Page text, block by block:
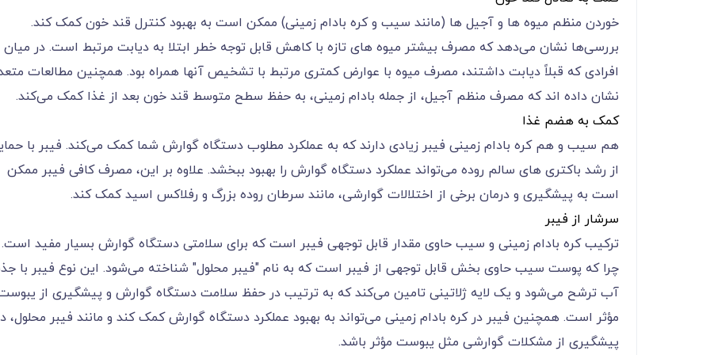
خوردن منظم میوه ها و آجیل ها (مانند سیب و کره بادام زمینی) ممکن است به بهبود کنترل قند خون کمک کند.
بررسی‌ها نشان می‌‌‌‌‌‌‌‌‌‌‌‌‌‌‌‌‌‌‌‌‌‌‌‌‌‌‌‌‌‌‌‌‌‌‌‌‌‌‌‌‌‌دهد که مصرف بیشتر میوه های تازه با کاهش قابل توجه خطر ابتلا به دیابت مرتبط است. در میان
افرادی که قبلاً دیابت داشتند، مصرف میوه با عوارض کمتری مرتبط با تشخیص آنها همراه بود. همچنین مطالعات
نشان داده اند که مصرف منظم آجیل، از جمله بادام زمینی، به حفظ سطح متوسط قند خون بعد از غذا کمک می‌‌‌‌‌‌‌‌‌‌‌‌‌‌‌‌‌‌‌‌‌‌‌‌‌‌‌‌‌‌‌‌‌‌‌‌‌‌‌‌‌‌کند.
کمک به هضم غذا
هم سیب و هم کره بادام زمینی فیبر زیادی دارند که به عملکرد مطلوب دستگاه گوارش شما کمک می‌‌‌‌‌‌‌‌‌‌‌‌‌‌‌‌‌‌‌‌‌‌‌‌‌‌‌‌‌‌‌‌‌‌‌‌‌‌‌‌‌‌کند. فیبر با
از رشد باکتری های سالم روده می‌‌‌‌‌‌‌‌‌‌‌‌‌‌‌‌‌‌‌‌‌‌‌‌‌‌‌‌‌‌‌‌‌‌‌‌‌‌‌‌‌‌تواند عملکرد دستگاه گوارش را بهبود ببخشد. علاوه بر این، مصرف کافی فیبر ممکن
است به پیشگیری و درمان برخی از اختلالات گوارشی، مانند سرطان روده بزرگ و رفلاکس اسید کمک کند.
سرشار از فیبر
ترکیب کره بادام زمینی و سیب حاوی مقدار قابل توجهی فیبر است که برای سلامتی دستگاه گوارش بسیار مفید است.
چرا که پوست سیب حاوی بخش قابل توجهی از فیبر است که به نام "فیبر محلول" شناخته می‌شود. این نوع فیبر با
آب ترشح می‌شود و یک لایه ژلاتینی تامین می‌کند که به ترتیب در حفظ سلامت دستگاه گوارش و پیشگیری از
مؤثر است. همچنین فیبر در کره بادام زمینی می‌تواند به بهبود عملکرد دستگاه گوارش کمک کند و مانند فیبر محلول،
پیشگیری از مشکلات گوارشی مثل یبوست مؤثر باشد.